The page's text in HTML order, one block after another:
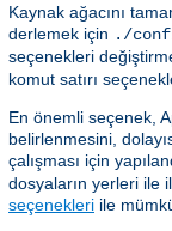
Kaynak ağacını
derlemek için ./
seçenekleri
komut satırı
En önemli seçenek,
belirlenmesini,
çalışması için
dosyaların yerleri ile
seçenekleri ile